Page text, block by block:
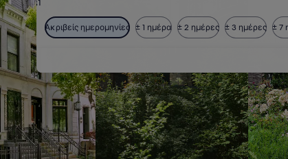
31
Ακριβείς ημερομηνίες ± 1 ημέρα ± 2 ημέρες ± 3 ημέρες ± 7